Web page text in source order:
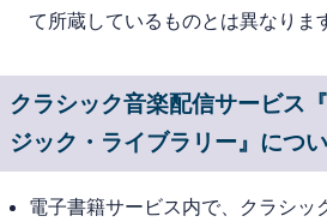
て所蔵しているものとは異なりま
クラシック音楽配信サービス
ジック・ライブラリー』につ
電子書籍サービス内で、クラシッ